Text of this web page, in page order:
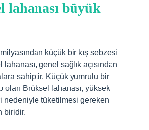
lahanası büyük
küçük bir kış sebzesi
genel sağlık açısından
sahiptir. Küçük yumrulu bir
olan Brüksel lahanası, yüksek
nedeniyle tüketilmesi gereken
biridir.